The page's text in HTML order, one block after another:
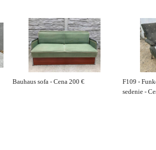
Bauhaus sofa - Cena 200 €
F109 -
sedenie -